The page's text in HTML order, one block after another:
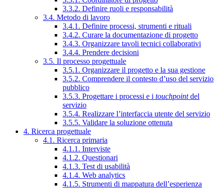
3.3.2. Definire ruoli e responsabilità
3.4. Metodo di lavoro
3.4.1. Definire processi, strumenti e rituali
3.4.2. Curare la documentazione di progetto
3.4.3. Organizzare tavoli tecnici collaborativi
3.4.4. Prendere decisioni
3.5. Il processo progettuale
3.5.1. Organizzare il progetto e la sua gestione
3.5.2. Comprendere il contesto d’uso del servizio
pubblico
3.5.3. Progettare i processi e i touchpointdel
servizio
3.5.4. Realizzare l’interfaccia utente del servizio
3.5.5. Validare la soluzione ottenuta
4. Ricerca progettuale
4.1. Ricerca primaria
4.1.1. Interviste
4.1.2. Questionari
4.1.3. Test di usabilità
4.1.4. Web analytics
4.1.5. Strumenti di mappatura dell’esperienza